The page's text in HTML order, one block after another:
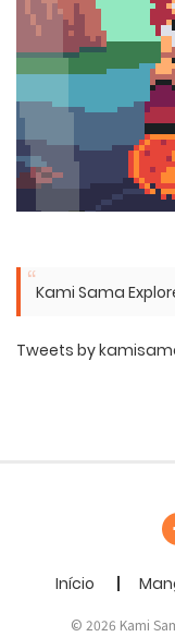
Kami Sama
Tweets by
Início
© 2026 Kami